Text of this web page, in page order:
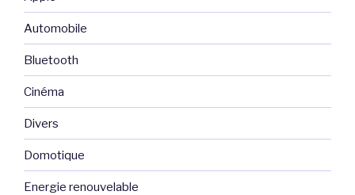
Automobile
Bluetooth
Cinéma
Divers
Domotique
Energie renouvelable